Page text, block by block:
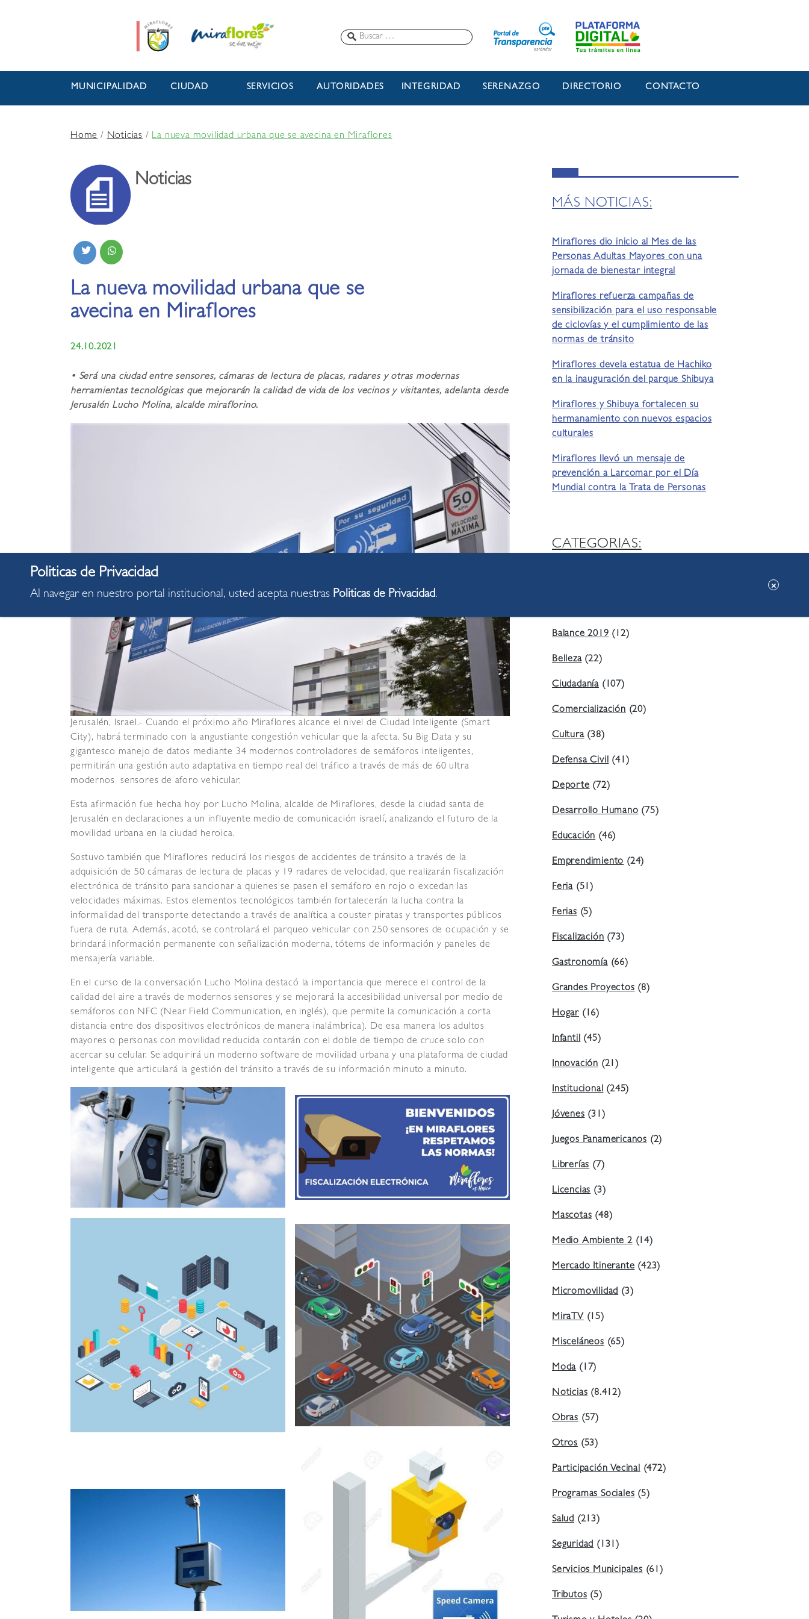
MUNICIPALIDAD CIUDAD SERVICIOS AUTORIDADES INTEGRIDAD SERENAZGO DIRECTORIO CONTACTO
Home/Noticias /La nueva movilidad urbana que se avecina en Miraflores
Noticias
La nueva movilidad urbana que se
avecina en Miraflores
24.10.2021
• Será una ciudad entre sensores, cámaras de lectura de placas, radares y otras modernas
herramientas tecnológicas que mejorarán la calidad de vida de los vecinos y visitantes, adelanta desde
Jerusalén Lucho Molina, alcalde miraflorino.
Jerusalén, Israel.- Cuando el próximo año Miraflores alcance el nivel de Ciudad Inteligente (Smart
City), habrá terminado con la angustiante congestión vehicular que la afecta. Su Big Data y su
gigantesco manejo de datos mediante 34 modernos controladores de semáforos inteligentes,
permitirán una gestión auto adaptativa en tiempo real del tráfico a través de más de 60 ultra
modernos sensores de aforo vehicular.
Esta afirmación fue hecha hoy por Lucho Molina, alcalde de Miraflores, desde la ciudad santa de
Jerusalén en declaraciones a un influyente medio de comunicación israelí, analizando el futuro de la
movilidad urbana en la ciudad heroica.
Sostuvo también que Miraflores reducirá los riesgos de accidentes de tránsito a través de la
adquisición de 50 cámaras de lectura de placas y 19 radares de velocidad, que realizarán fiscalización
electrónica de tránsito para sancionar a quienes se pasen el semáforo en rojo o excedan las
velocidades máximas. Estos elementos tecnológicos también fortalecerán la lucha contra la
informalidad del transporte detectando a través de analítica a couster piratas y transportes públicos
fuera de ruta. Además, acotó, se controlará el parqueo vehicular con 250 sensores de ocupación y se
brindará información permanente con señalización moderna, tótems de información y paneles de
mensajería variable.
En el curso de la conversación Lucho Molina destacó la importancia que merece el control de la
calidad del aire a través de modernos sensores y se mejorará la accesibilidad universal por medio de
semáforos con NFC (Near Field Communication, en inglés), que permite la comunicación a corta
distancia entre dos dispositivos electrónicos de manera inalámbrica). De esa manera los adultos
mayores o personas con movilidad reducida contarán con el doble de tiempo de cruce solo con
acercar su celular. Se adquirirá un moderno software de movilidad urbana y una plataforma de ciudad
inteligente que articulará la gestión del tránsito a través de su información minuto a minuto.
MÁS NOTICIAS:
Miraflores dio inicio al Mes de las
Personas Adultas Mayores con una
jornada de bienestar integral
Miraflores refuerza campañas de
sensibilización para el uso responsable
de ciclovías y el cumplimiento de las
normas de tránsito
Miraflores devela estatua de Hachiko
en la inauguración del parque Shibuya
Miraflores y Shibuya fortalecen su
hermanamiento con nuevos espacios
culturales
Miraflores llevó un mensaje de
prevención a Larcomar por el Día
Mundial contra la Trata de Personas
CATEGORIAS:
Balance 2019(12)
Belleza(22)
Ciudadanía (107)
Comercialización(20)
Cultura(38)
Defensa Civil(41)
Deporte(72)
Desarrollo Humano(75)
Educación(46)
Emprendimiento(24)
Feria (51)
Ferias(5)
Fiscalización(73)
Gastronomía(66)
Grandes Proyectos(8)
Hogar (16)
Infantil(45)
Innovación (21)
Institucional(245)
Jóvenes(31)
Juegos Panamericanos (2)
Librerías(7)
Licencias(3)
Mascotas(48)
Medio Ambiente 2(14)
Mercado Itinerante(423)
Micromovilidad(3)
MiraTV(15)
Misceláneos(65)
Moda(17)
Noticias(8.412)
Obras (57)
Otros (53)
Participación Vecinal(472)
Programas Sociales(5)
Salud (213)
Seguridad(131)
Servicios Municipales(61)
Tributos(5)
Al navegar en nuestro portal institucional, usted acepta nuestras Politicas de Privacidad.